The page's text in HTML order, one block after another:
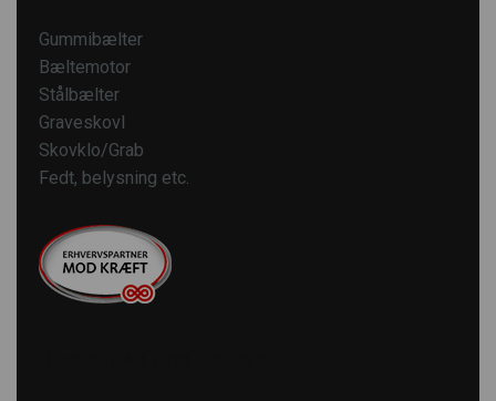
Gummibælter
Bæltemotor
Stålbælter
Graveskovl
Skovklo/Grab
Fedt, belysning etc.